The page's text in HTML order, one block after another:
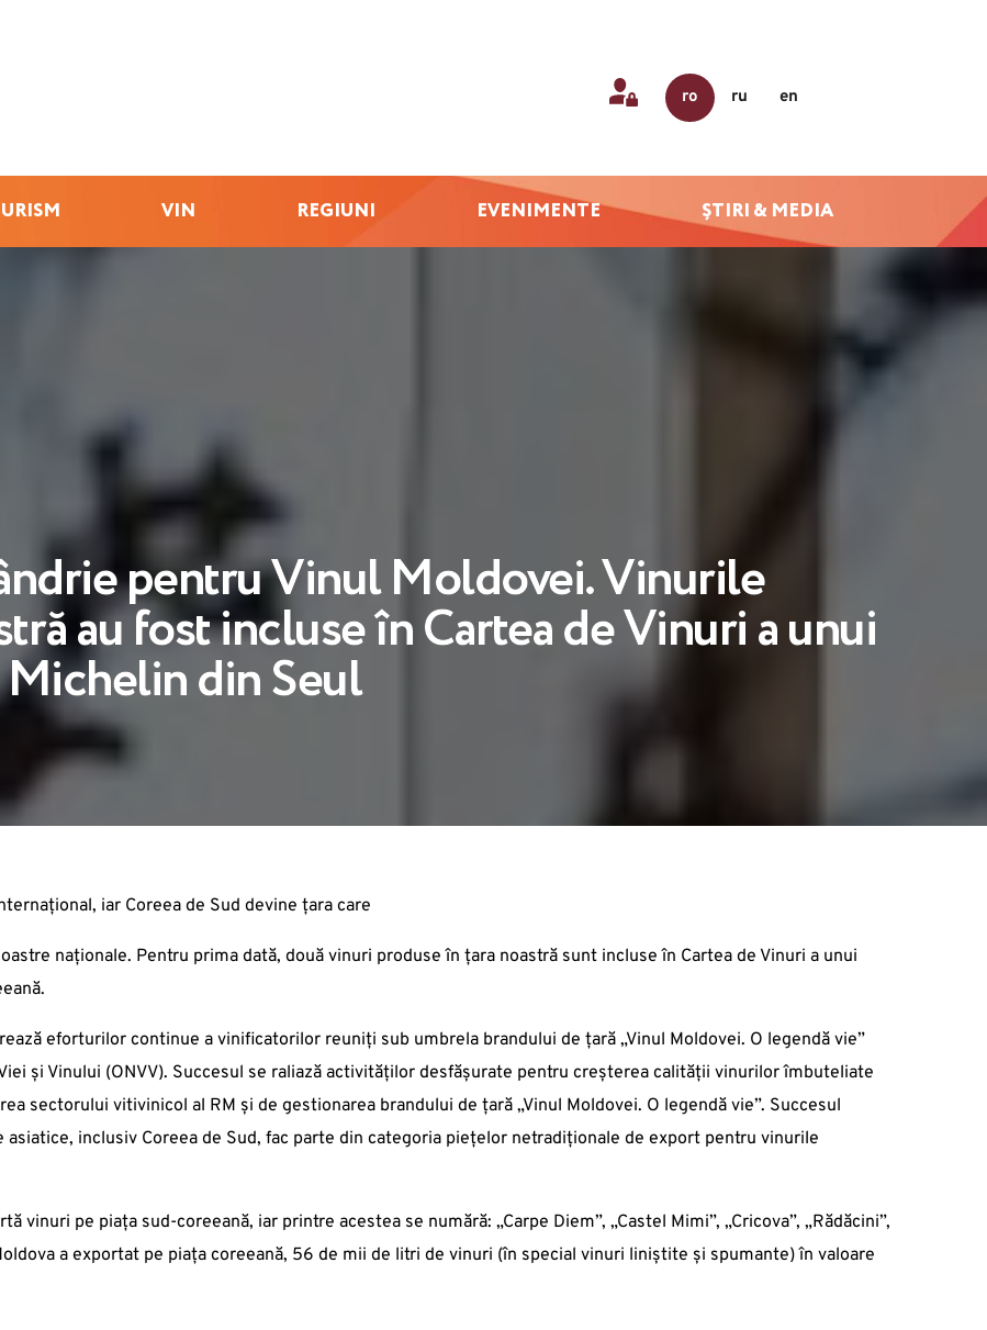
ro ru en
VIN REGIUNI EVENIMENTE ȘTIRI & MEDIA
pentru Vinul Moldovei. Vinurile
au fost incluse în Cartea de Vinuri a unui
din Seul
iar Coreea de Sud devine țara care
naționale. Pentru prima dată, două vinuri produse în țara noastră sunt incluse în Cartea de Vinuri a unui
eforturilor continue a vinificatorilor reuniți sub umbrela brandului de țară „Vinul Moldovei. O legendă vie”
și Vinului (ONVV). Succesul se raliază activităților desfășurate pentru creșterea calității vinurilor îmbuteliate
sectorului vitivinicol al RM și de gestionarea brandului de țară „Vinul Moldovei. O legendă vie”. Succesul
inclusiv Coreea de Sud, fac parte din categoria piețelor netradiționale de export pentru vinurile
pe piața sud-coreeană, iar printre acestea se numără: „Carpe Diem”, „Castel Mimi”, „Cricova”, „Rădăcini”,
a exportat pe piața coreeană, 56 de mii de litri de vinuri (în special vinuri liniștite și spumante) în valoare